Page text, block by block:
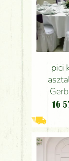
pici
fehér),
16